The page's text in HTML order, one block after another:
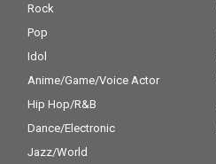
SLYME）やMummy-D
ss（hyunis1000 & rati
ff）ら、これまでの作
ィストたちが多数参
加！ 先行シングルとし
Rock
Pop
Idol
Anime/Game/Voice Actor
Hip Hop/R&B
Dance/Electronic
Jazz/World